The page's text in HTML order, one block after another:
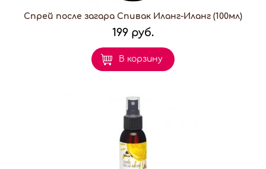
Спрей после загара Спивак Иланг-Иланг (100мл)
199 руб.
В корзину